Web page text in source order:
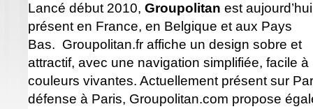
Lancé début 2010, Groupolitan est aujourd’hui
présent en France, en Belgique et aux Pays
Bas. Groupolitan.fr affiche un design sobre et
attractif, avec une navigation simplifiée, facile
couleurs vivantes. Actuellement présent sur
défense à Paris, Groupolitan.com propose